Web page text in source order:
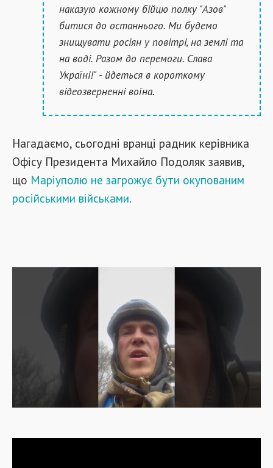
наказую кожному бійцю полку "Азов"
битися до останнього. Ми будемо
знищувати росіян у повітрі, на землі та
на воді. Разом до перемоги. Слава
Україні!" - йдеться в короткому
відеозверненні воїна.
Нагадаємо, сьогодні вранці радник керівника
Офісу Президента Михайло Подоляк заявив,
що Маріуполю не загрожує бути окупованим
російськими військами.